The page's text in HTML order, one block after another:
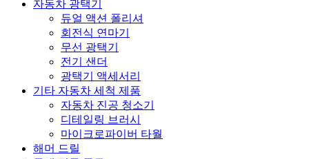
자동차 광택기
듀얼 액션 폴리셔
회전식 연마기
무선 광택기
전기 샌더
광택기 액세서리
기타 자동차 세척 제품
자동차 진공 청소기
디테일링 브러시
마이크로파이버 타월
해머 드릴